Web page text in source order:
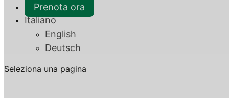
Prenota ora
Italiano
English
Deutsch
Seleziona una pagina